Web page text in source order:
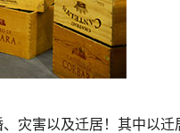
灾害以及迁居！其中以迁